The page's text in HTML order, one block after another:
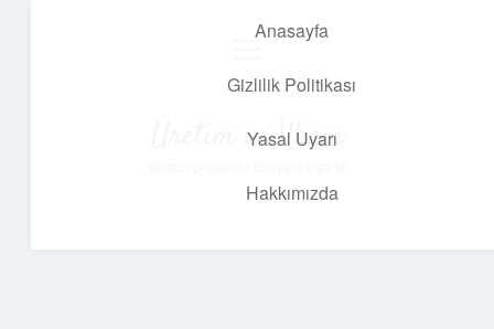
Anasayfa
Gizlilik Politikası
Yasal Uyarı
Hakkımızda
Üretim ve İlham